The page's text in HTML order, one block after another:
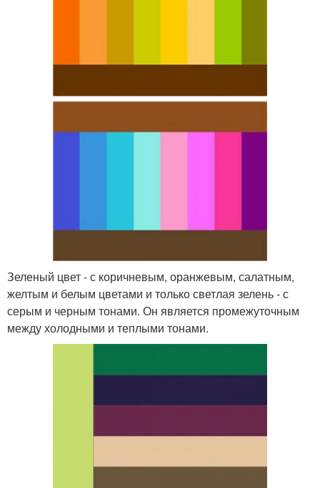
Зеленый цвет - с коричневым, оранжевым, салатным,
желтым и белым цветами и только светлая зелень - с
серым и черным тонами. Он является промежуточным
между холодными и теплыми тонами.